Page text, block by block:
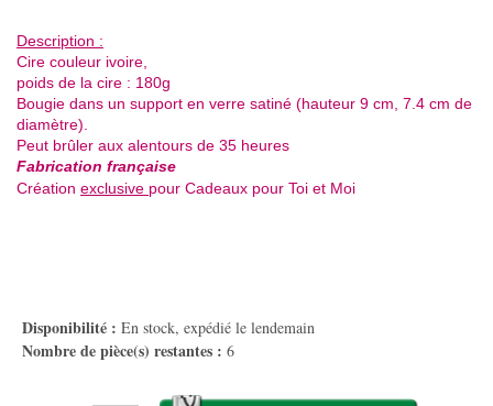
Description :
Cire couleur ivoire,
poids de la cire : 180g
Bougie dans un support en verre satiné (hauteur 9 cm, 7.4 cm de
diamètre).
Peut brûler aux alentours de 35 heures
Fabrication française
Création exclusive pour Cadeaux pour Toi et Moi
Disponibilité : En stock, expédié le lendemain
Nombre de pièce(s) restantes : 6